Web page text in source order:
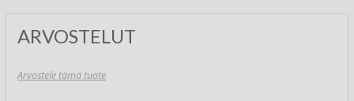
ARVOSTELUT
Arvostele tämä tuote